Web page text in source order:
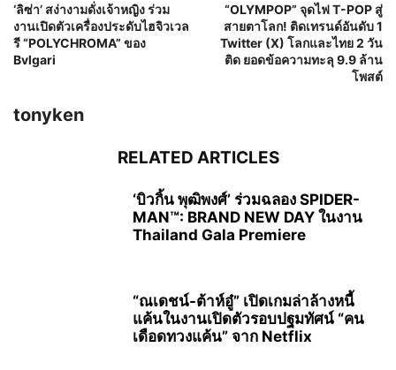
‘ลิซ่า’ สง่างามดั่งเจ้าหญิง ร่วม
งานเปิดตัวเครื่องประดับไฮจิวเวล
รี “POLYCHROMA” ของ
Bvlgari
“OLYMPOP” จุดไฟ T-POP สู่
สายตาโลก! ติดเทรนด์อันดับ 1
Twitter (X) โลกและไทย 2 วัน
ติด ยอดข้อความทะลุ 9.9 ล้าน
โพสต์
tonyken
RELATED ARTICLES
‘บิวกิ้น พุฒิพงศ์’ ร่วมฉลอง SPIDER-
MAN™: BRAND NEW DAY ในงาน
Thailand Gala Premiere
“ณเดชน์-ต้าห์อู๋” เปิดเกมล่าล้างหนี้
แค้นในงานเปิดตัวรอบปฐมทัศน์ “คน
เดือดทวงแค้น” จาก Netflix